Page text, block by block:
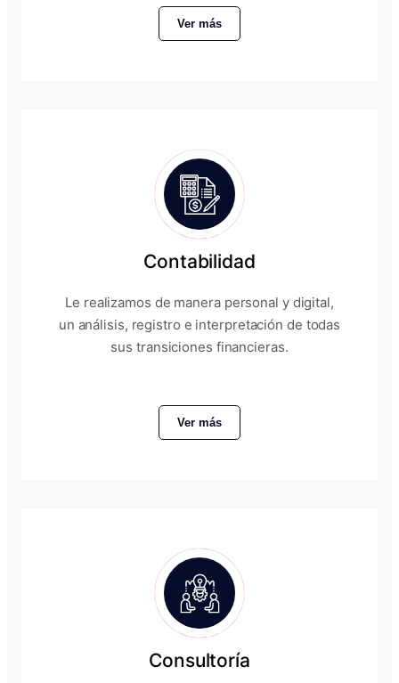
Ver más
Contabilidad
Le realizamos de manera personal y digital,
un análisis, registro e interpretación de todas
sus transiciones financieras.
Ver más
Consultoría